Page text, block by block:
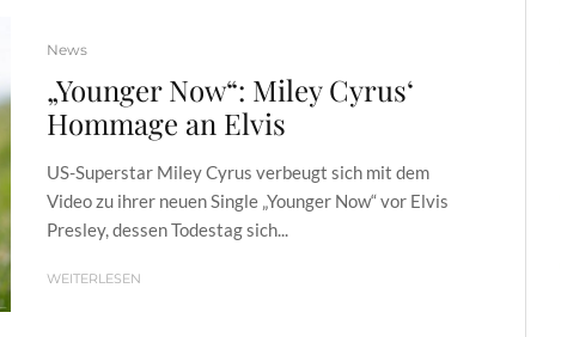
News
„Younger Now“: Miley Cyrus‘
Hommage an Elvis
US-Superstar Miley Cyrus verbeugt sich mit dem
Video zu ihrer neuen Single „Younger Now“ vor Elvis
Presley, dessen Todestag sich...
WEITERLESEN